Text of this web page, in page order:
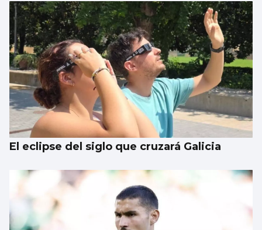
Abraham Mateo sorprende en Castrelos
vistiendo una camiseta vintage del Celta
El eclipse del siglo que cruzará Galicia